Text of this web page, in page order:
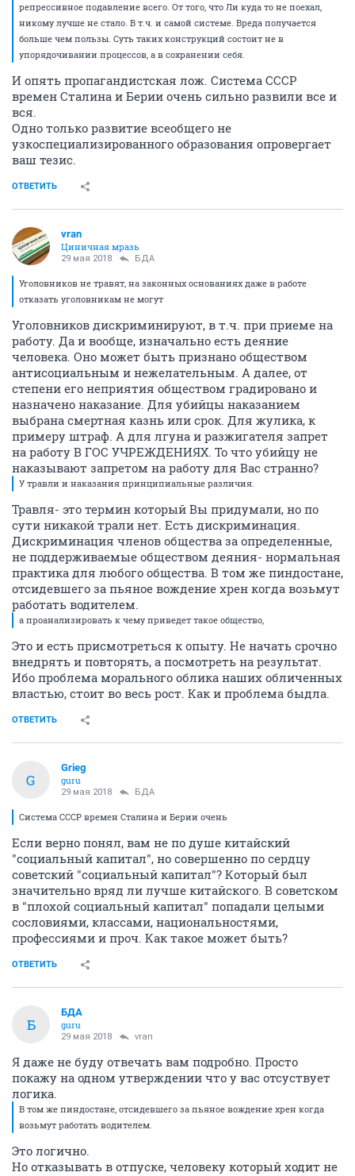
репрессивное подавление всего. От того, что Ли куда то не поехал,
никому лучше не стало. В т.ч. и самой системе. Вреда получается
больше чем пользы. Суть таких конструкций состоит не в
упорядочивании процессов, а в сохранении себя.
И опять пропагандистская лож. Система СССР
времен Сталина и Берии очень сильно развили все и
вся.
Одно только развитие всеобщего не
узкоспециализированного образования опровергает
ваш тезис.
ОТВЕТИТЬ
vran
Циничная мразь
29 мая 2018 БДА
Уголовников не травят, на законных основаниях даже в работе
отказать уголовникам не могут
Уголовников дискриминируют, в т.ч. при приеме на
работу. Да и вообще, изначально есть деяние
человека. Оно может быть признано обществом
антисоциальным и нежелательным. А далее, от
степени его неприятия обществом градировано и
назначено наказание. Для убийцы наказанием
выбрана смертная казнь или срок. Для жулика, к
примеру штраф. А для лгуна и разжигателя запрет
на работу В ГОС УЧРЕЖДЕНИЯХ. То что убийцу не
наказывают запретом на работу для Вас странно?
У травли и наказания принципиальные различия.
Травля- это термин который Вы придумали, но по
сути никакой трали нет. Есть дискриминация.
Дискриминация членов общества за определенные,
не поддерживаемые обществом деяния- нормальная
практика для любого общества. В том же пиндостане,
отсидевшего за пьяное вождение хрен когда возьмут
работать водителем.
а проанализировать к чему приведет такое общество,
Это и есть присмотреться к опыту. Не начать срочно
внедрять и повторять, а посмотреть на результат.
Ибо проблема морального облика наших обличенных
властью, стоит во весь рост. Как и проблема быдла.
ОТВЕТИТЬ
G
Grieg
guru
29 мая 2018 БДА
Система СССР времен Сталина и Берии очень
Если верно понял, вам не по душе китайский
"социальный капитал", но совершенно по сердцу
советский "социальный капитал"? Который был
значительно вряд ли лучше китайского. В советском
в "плохой социальный капитал" попадали целыми
сословиями, классами, национальностями,
профессиями и проч. Как такое может быть?
ОТВЕТИТЬ
Б
БДА
guru
29 мая 2018 vran
Я даже не буду отвечать вам подробно. Просто
покажу на одном утверждении что у вас отсуствует
логика.
В том же пиндостане, отсидевшего за пьяное вождение хрен когда
возьмут работать водителем.
Это логично.
Но отказывать в отпуске, человеку который ходит не